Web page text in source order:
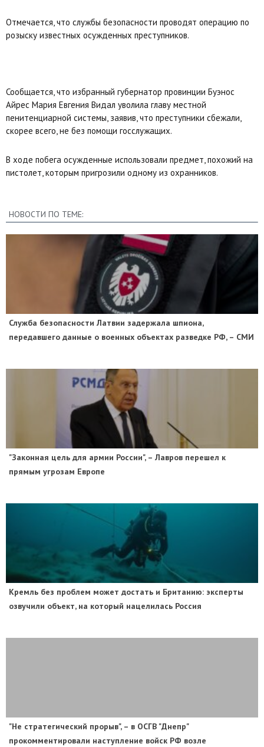
Отмечается, что службы безопасности проводят операцию по
розыску известных осужденных преступников.
Сообщается, что избранный губернатор провинции Буэнос
Айрес Мария Евгения Видал уволила главу местной
пенитенциарной системы, заявив, что преступники сбежали,
скорее всего, не без помощи госслужащих.
В ходе побега осужденные использовали предмет, похожий на
пистолет, которым пригрозили одному из охранников.
НОВОСТИ ПО ТЕМЕ:
Служба безопасности Латвии задержала шпиона,
передавшего данные о военных объектах разведке РФ, – СМИ
"Законная цель для армии России", – Лавров перешел к
прямым угрозам Европе
​Кремль без проблем может достать и Британию: эксперты
озвучили объект, на который нацелилась Россия
"Не стратегический прорыв", – в ОСГВ "Днепр"
прокомментировали наступление войск РФ возле